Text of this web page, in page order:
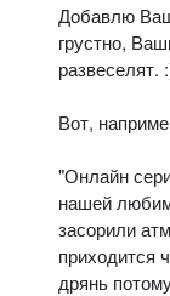
Добавлю
грустно,
развеселят.
Вот,
"Онлайн
нашей
засорили
приходится
дрянь